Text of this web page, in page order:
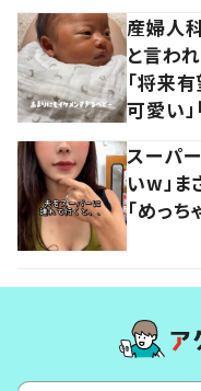
産婦人
と言わ
「将来
可愛い」
スーパ
いw」ま
「めっ